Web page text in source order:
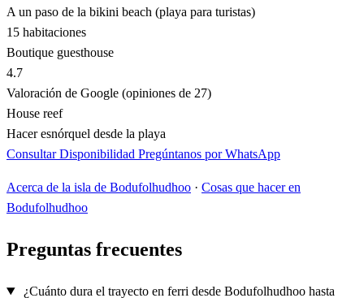
A un paso de la bikini beach (playa para turistas)
15 habitaciones
Boutique guesthouse
4.7
Valoración de Google (opiniones de 27)
House reef
Hacer esnórquel desde la playa
Consultar Disponibilidad Pregúntanos por WhatsApp
Acerca de la isla de Bodufolhudhoo · Cosas que hacer en
Bodufolhudhoo
Preguntas frecuentes
¿Cuánto dura el trayecto en ferri desde Bodufolhudhoo hasta